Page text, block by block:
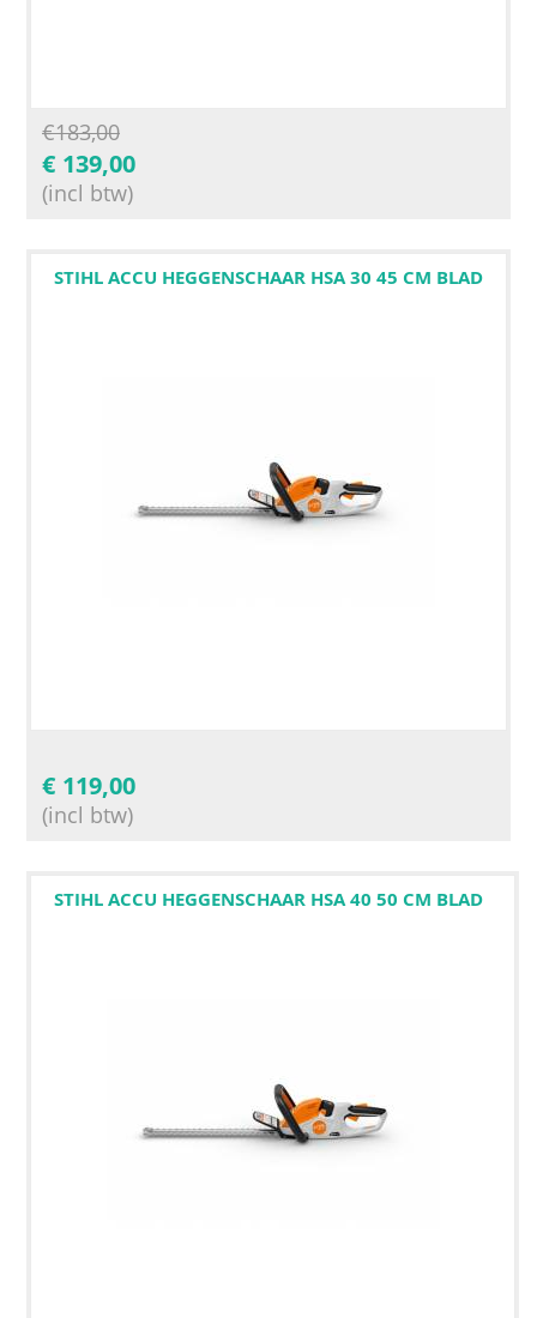
€183,00
€ 139,00
(incl btw)
STIHL ACCU HEGGENSCHAAR HSA 30 45 CM BLAD
€ 119,00
(incl btw)
STIHL ACCU HEGGENSCHAAR HSA 40 50 CM BLAD